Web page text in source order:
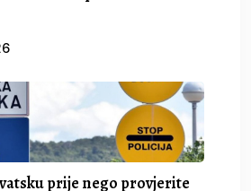
prije nego provjerite